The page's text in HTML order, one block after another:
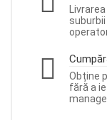
Obține
fără a